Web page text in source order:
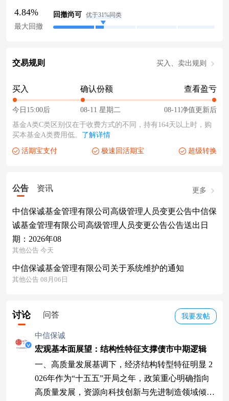
4.84%
最大回撤
回撤尚可 优于31%同类
交易规则 买入、卖出规则
买入
今日15:00后
确认份额
08-11 星期二
查看盈亏
08-11净值更新后
基金A类C类区别仅在于收费方式的不同，持有164天以上时，购
买本基金A类费用低。 了解详情
活期宝支付 极速回活期宝 超级转换
公告 资讯 更多
中信保诚基金管理有限公司高级管理人员变更公告中信保
诚基金管理有限公司高级管理人员变更公告公告送出日
期：2026年08
其他公告 今天
中信保诚基金管理有限公司关于系统维护的通知
其他公告 08月06日
我要发帖
讨论 问答
中信保诚
宏观基本面展望：结构性特征支撑债市中期逻辑
一、高质量发展基调下，经济结构转型特征明显 2
026年作为“十五五”开局之年，政策重心明确指向
高质量发展，资源向科技创新与先进制造领域倾